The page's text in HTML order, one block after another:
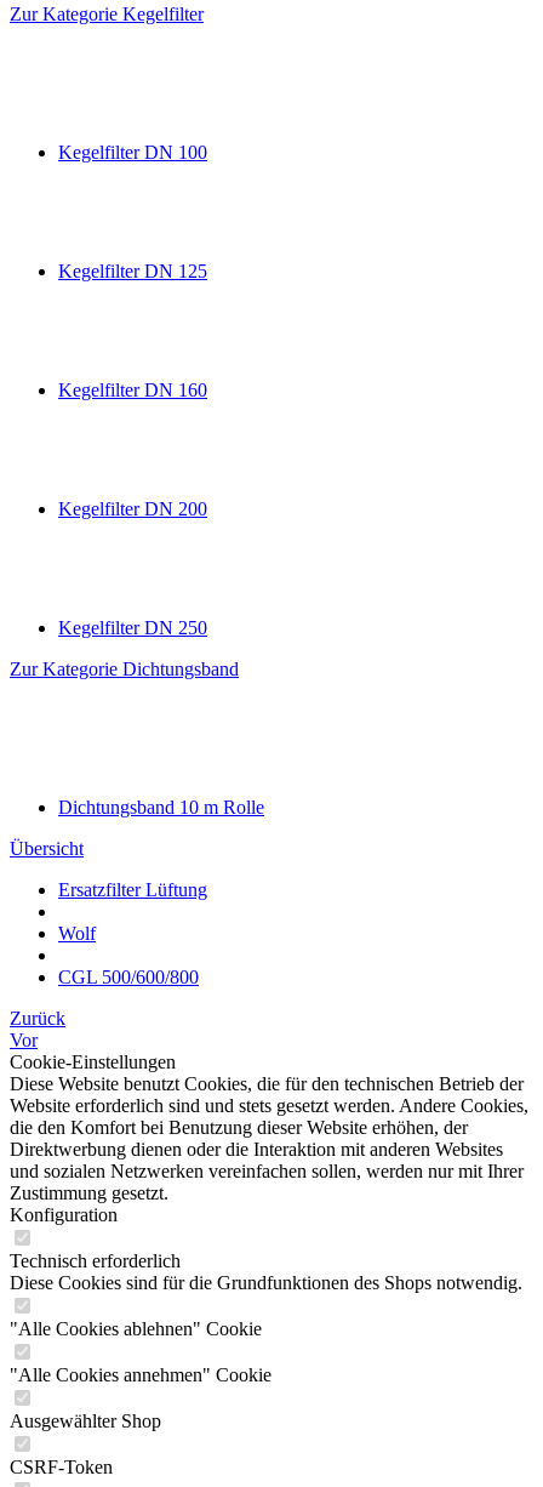
Zur Kategorie Kegelfilter
Kegelfilter DN 100
Kegelfilter DN 125
Kegelfilter DN 160
Kegelfilter DN 200
Kegelfilter DN 250
Zur Kategorie Dichtungsband
Dichtungsband 10 m Rolle
Übersicht
Ersatzfilter Lüftung
Wolf
CGL 500/600/800
Zurück
Vor
Cookie-Einstellungen
Diese Website benutzt Cookies, die für den technischen Betrieb der
Website erforderlich sind und stets gesetzt werden. Andere Cookies,
die den Komfort bei Benutzung dieser Website erhöhen, der
Direktwerbung dienen oder die Interaktion mit anderen Websites
und sozialen Netzwerken vereinfachen sollen, werden nur mit Ihrer
Zustimmung gesetzt.
Konfiguration
Technisch erforderlich
Diese Cookies sind für die Grundfunktionen des Shops notwendig.
"Alle Cookies ablehnen" Cookie
"Alle Cookies annehmen" Cookie
Ausgewählter Shop
CSRF-Token